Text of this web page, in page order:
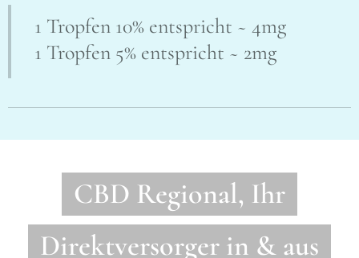
1 Tropfen 10% entspricht ~ 4mg
1 Tropfen 5% entspricht ~ 2mg
CBD Regional, Ihr
Direktversorger in & aus